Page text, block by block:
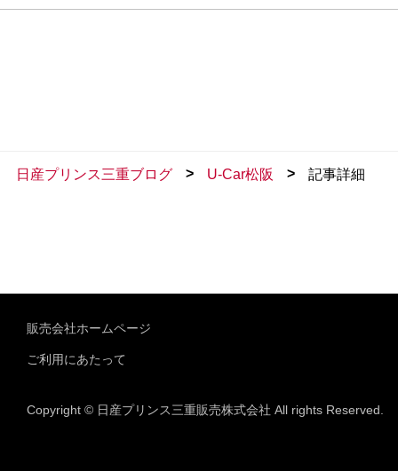
日産プリンス三重ブログ > U-Car松阪 > 記事詳細
販売会社ホームページ
ご利用にあたって
Copyright © 日産プリンス三重販売株式会社 All rights Reserved.